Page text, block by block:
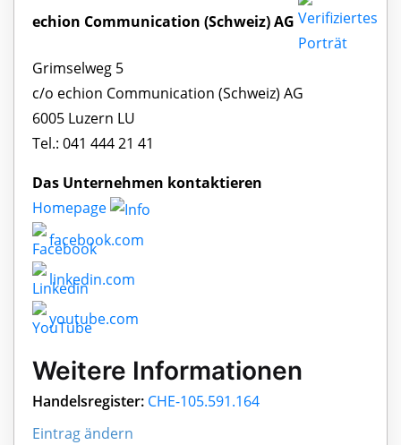
echion Communication (Schweiz) AG
Grimselweg 5
c/o echion Communication (Schweiz) AG
6005 Luzern LU
Tel.: 041 444 21 41
Das Unternehmen kontaktieren
Homepage
facebook.com
linkedin.com
youtube.com
Weitere Informationen
Handelsregister: CHE-105.591.164
Eintrag ändern